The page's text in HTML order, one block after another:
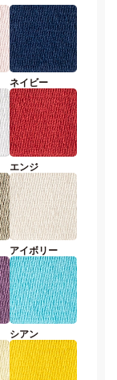
ネイビー
エンジ
アイボリー
シアン